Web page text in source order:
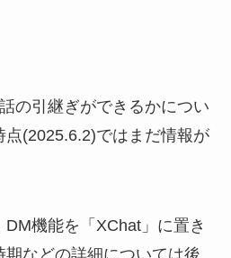
の引継ぎができるかについ
点(2025.6.2)ではまだ情報が
機能を「XChat」に置き